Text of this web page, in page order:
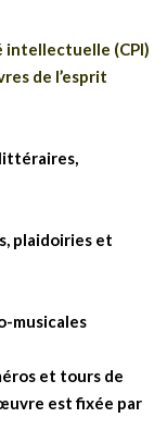
intellectuelle (CPI)
de l’esprit
plaidoiries et
musicales
et tours de
est fixée par